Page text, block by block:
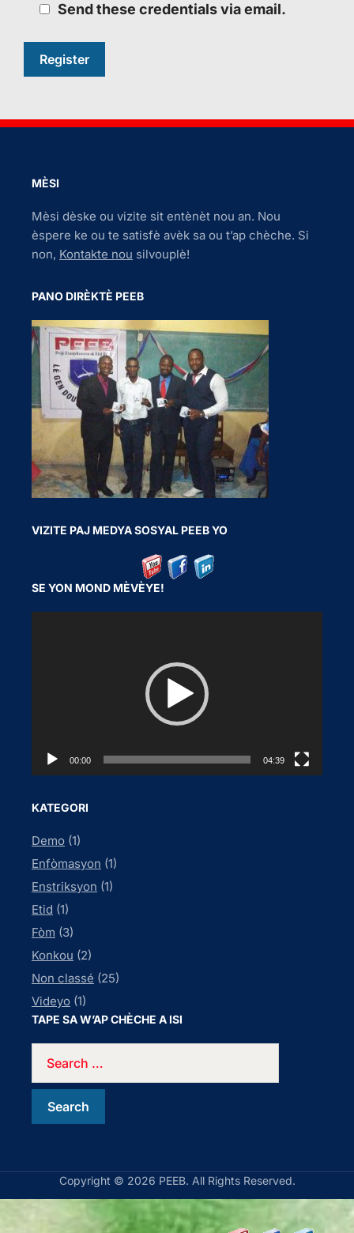
Send these credentials via email.
MÈSI
Mèsi dèske ou vizite sit entènèt nou an. Nou
èspere ke ou te satisfè avèk sa ou t’ap chèche. Si
non, Kontakte nou silvouplè!
PANO DIRÈKTÈ PEEB
VIZITE PAJ MEDYA SOSYAL PEEB YO
SE YON MOND MÈVÈYE!
y
r
00:00 04:39
KATEGORI
Demo (1)
Enfòmasyon (1)
Enstriksyon (1)
Etid (1)
Fòm (3)
Konkou (2)
Non classé (25)
Videyo (1)
TAPE SA W’AP CHÈCHE A ISI
Copyright © 2026 PEEB. All Rights Reserved.